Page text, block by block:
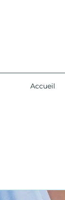
Accueil